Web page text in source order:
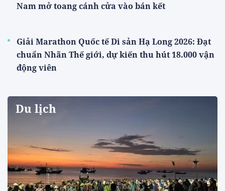
Nam mở toang cánh cửa vào bán kết
Giải Marathon Quốc tế Di sản Hạ Long 2026: Đạt
chuẩn Nhãn Thế giới, dự kiến thu hút 18.000 vận
động viên
Du lịch